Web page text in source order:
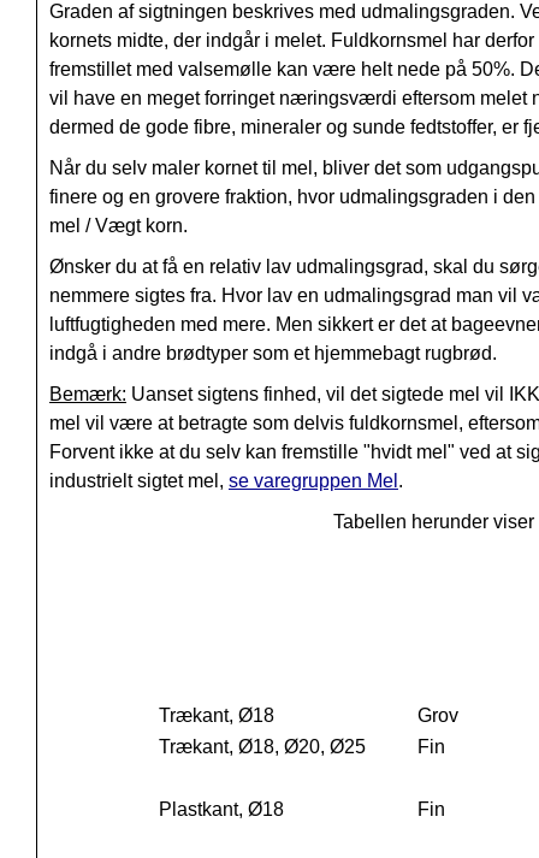
Graden af sigtningen beskrives med udmalingsgraden.
kornets midte, der indgår i melet. Fuldkornsmel har
fremstillet med valsemølle kan være helt nede på 50%.
vil have en meget forringet næringsværdi eftersom melet
dermed de gode fibre, mineraler og sunde fedtstoffer, er
Når du selv maler kornet til mel, bliver det som
finere og en grovere fraktion, hvor udmalingsgraden i
mel / Vægt korn.
Ønsker du at få en relativ lav udmalingsgrad, skal du
nemmere sigtes fra. Hvor lav en udmalingsgrad man vil
luftfugtigheden med mere. Men sikkert er det at
indgå i andre brødtyper som et hjemmebagt rugbrød.
Bemærk: Uanset sigtens finhed, vil det sigtede mel vil
mel vil være at betragte som delvis fuldkornsmel,
Forvent ikke at du selv kan fremstille "hvidt mel" ved at
industrielt sigtet mel, se varegruppen Mel .
Tabellen herunder
Trækant, Ø18
Grov
Trækant, Ø18, Ø20, Ø25
Fin
Plastkant, Ø18 Fin